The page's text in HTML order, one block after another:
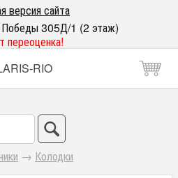
версия сайта
Победы 305Д/1 (2 этаж)
переоценка!
RIO
→ Колодки